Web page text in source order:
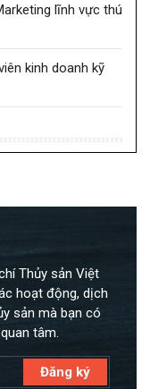
lĩnh vực thú
kinh doanh kỹ
Thủy sản Việt
hoạt động, dịch
sản mà bạn có
tâm.